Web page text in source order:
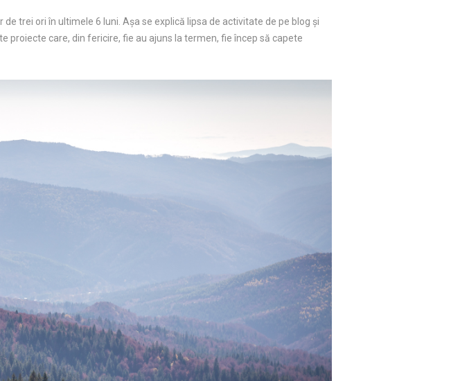
de trei ori în ultimele 6 luni. Așa se explică lipsa de activitate de pe blog și
proiecte care, din fericire, fie au ajuns la termen, fie încep să capete